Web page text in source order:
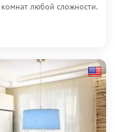
любой сложности.